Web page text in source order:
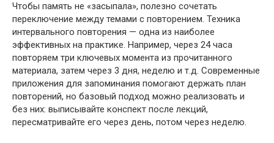
Чтобы память не «засыпала», полезно сочетать
переключение между темами с повторением. Техника
интервального повторения — одна из наиболее
эффективных на практике. Например, через 24 часа
повторяем три ключевых момента из прочитанного
материала, затем через 3 дня, неделю и т.д. Современные
приложения для запоминания помогают держать план
повторений, но базовый подход можно реализовать и
без них: выписывайте конспект после лекций,
пересматривайте его через день, потом через неделю.